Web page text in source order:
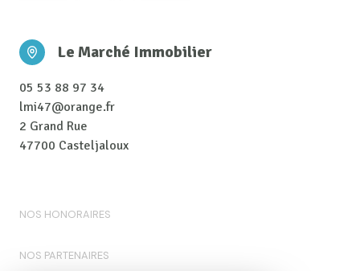
Le Marché Immobilier
05 53 88 97 34
lmi47@orange.fr
2 Grand Rue
47700 Casteljaloux
NOS HONORAIRES
NOS PARTENAIRES